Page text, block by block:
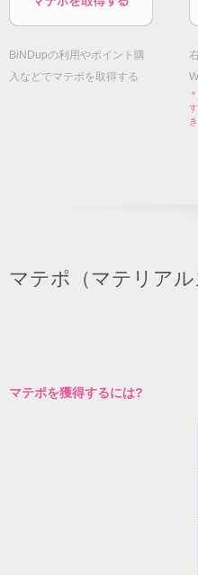
BiNDupの利用やポイント購
入などでマテポを取得する
マテポ（マテリア
マテポを獲得するには?